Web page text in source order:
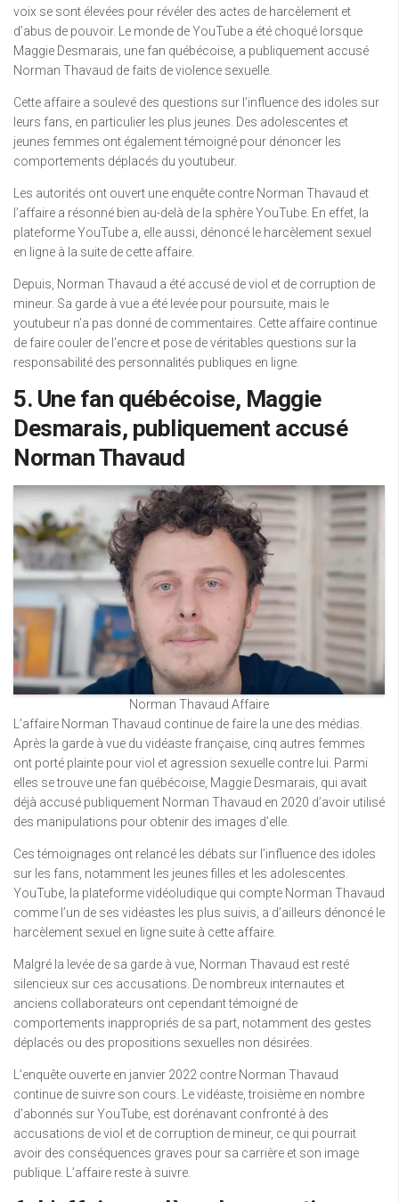
voix se sont élevées pour révéler des actes de harcèlement et
d’abus de pouvoir. Le monde de YouTube a été choqué lorsque
Maggie Desmarais, une fan québécoise, a publiquement accusé
Norman Thavaud de faits de violence sexuelle.
Cette affaire a soulevé des questions sur l’influence des idoles sur
leurs fans, en particulier les plus jeunes. Des adolescentes et
jeunes femmes ont également témoigné pour dénoncer les
comportements déplacés du youtubeur.
Les autorités ont ouvert une enquête contre Norman Thavaud et
l’affaire a résonné bien au-delà de la sphère YouTube. En effet, la
plateforme YouTube a, elle aussi, dénoncé le harcèlement sexuel
en ligne à la suite de cette affaire.
Depuis, Norman Thavaud a été accusé de viol et de corruption de
mineur. Sa garde à vue a été levée pour poursuite, mais le
youtubeur n’a pas donné de commentaires. Cette affaire continue
de faire couler de l’encre et pose de véritables questions sur la
responsabilité des personnalités publiques en ligne.
5. Une fan québécoise, Maggie
Desmarais, publiquement accusé
Norman Thavaud
Norman Thavaud Affaire
L’affaire Norman Thavaud continue de faire la une des médias.
Après la garde à vue du vidéaste française, cinq autres femmes
ont porté plainte pour viol et agression sexuelle contre lui. Parmi
elles se trouve une fan québécoise, Maggie Desmarais, qui avait
déjà accusé publiquement Norman Thavaud en 2020 d’avoir utilisé
des manipulations pour obtenir des images d’elle.
Ces témoignages ont relancé les débats sur l’influence des idoles
sur les fans, notamment les jeunes filles et les adolescentes.
YouTube, la plateforme vidéoludique qui compte Norman Thavaud
comme l’un de ses vidéastes les plus suivis, a d’ailleurs dénoncé le
harcèlement sexuel en ligne suite à cette affaire.
Malgré la levée de sa garde à vue, Norman Thavaud est resté
silencieux sur ces accusations. De nombreux internautes et
anciens collaborateurs ont cependant témoigné de
comportements inappropriés de sa part, notamment des gestes
déplacés ou des propositions sexuelles non désirées.
L’enquête ouverte en janvier 2022 contre Norman Thavaud
continue de suivre son cours. Le vidéaste, troisième en nombre
d’abonnés sur YouTube, est dorénavant confronté à des
accusations de viol et de corruption de mineur, ce qui pourrait
avoir des conséquences graves pour sa carrière et son image
publique. L’affaire reste à suivre.